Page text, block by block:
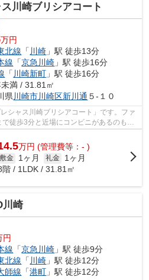
川崎ブリシアコート
万円
北線 「 川崎 」駅 徒歩13分
線 「京急川崎 」駅 徒歩16分
「 川崎新町 」駅 徒歩16分
満 / 31.81㎡
県 川崎市川崎区新川通 ５-１０
シャス川崎ブリシアコート」です。ファ
徒歩3分と近場にコンビニがあるのもポ
東...
万円 (管理費等：- )
敷金 1ヶ月 礼金
1ヶ月
階 / 1LDK / 31.81㎡
川崎
円
線 「京急川崎 」駅 徒歩9分
北線 「 川崎 」駅 徒歩12分
師線 「港町 」駅 徒歩12分